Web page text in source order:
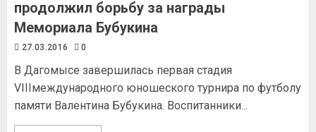
продолжил борьбу за награды
Мемориала Бубукина
27.03.2016 0
В Дагомысе завершилась первая стадия
VIIIмеждународного юношеского турнира по футболу
памяти Валентина Бубукина. Воспитанники...